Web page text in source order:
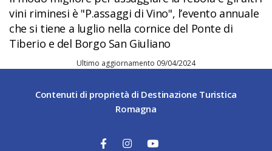
vini riminesi è "P.assaggi di Vino", l’evento annuale
che si tiene a luglio nella cornice del Ponte di
Tiberio e del Borgo San Giuliano
Ultimo aggiornamento 09/04/2024
Contenuti di proprietà di Destinazione Turistica
Romagna